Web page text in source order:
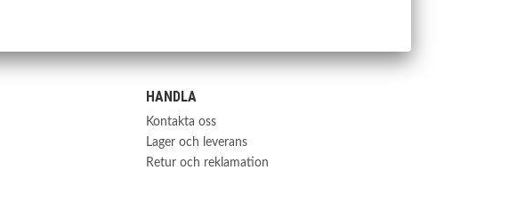
HANDLA
Kontakta oss
Lager och leverans
Retur och reklamation